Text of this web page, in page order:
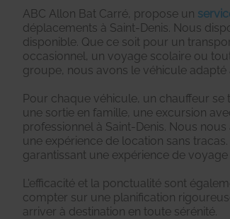
ABC Allon Bat Carré, propose un
déplacements à Saint-Denis. Nous
disponible. Que ce soit pour un
occasionnel, un voyage scolaire ou
groupe, nous avons le véhicule adapté
Pour chaque véhicule, un chauffeur
une sortie en famille, une excursion
professionnel à Saint-Denis. Nous
une expérience de location sans
garantissant une expérience de
L'efficacité et la ponctualité sont
compter sur une planification
arriver à destination en toute sérénité.